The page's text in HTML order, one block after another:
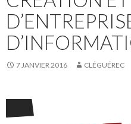
7 JANVIER 2016 CLÉGUÉREC